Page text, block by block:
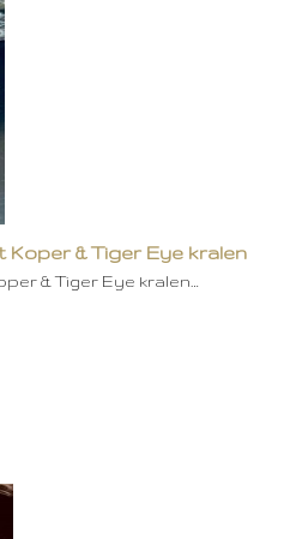
& Tiger Eye kralen
& Tiger Eye kralen…